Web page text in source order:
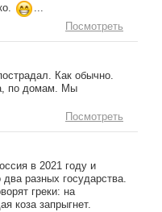
...
Посмотреть
Как обычно.
по домам. Мы
Посмотреть
в 2021 году и
разных государства.
греки: на
коза запрыгнет.